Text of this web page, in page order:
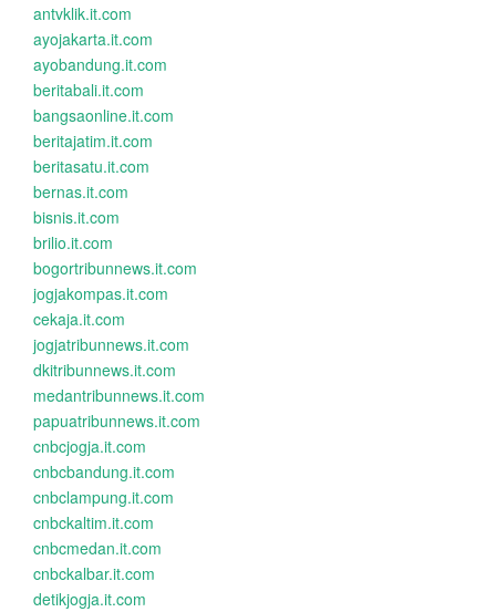
antvklik.it.com
ayojakarta.it.com
ayobandung.it.com
beritabali.it.com
bangsaonline.it.com
beritajatim.it.com
beritasatu.it.com
bernas.it.com
bisnis.it.com
brilio.it.com
bogortribunnews.it.com
jogjakompas.it.com
cekaja.it.com
jogjatribunnews.it.com
dkitribunnews.it.com
medantribunnews.it.com
papuatribunnews.it.com
cnbcjogja.it.com
cnbcbandung.it.com
cnbclampung.it.com
cnbckaltim.it.com
cnbcmedan.it.com
cnbckalbar.it.com
detikjogja.it.com